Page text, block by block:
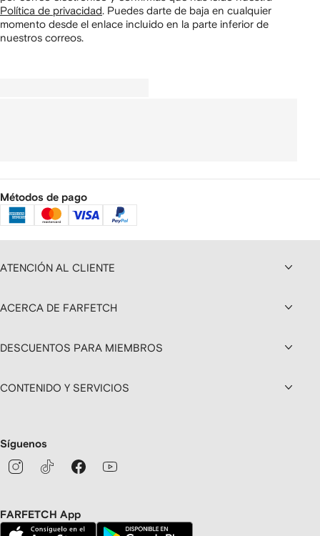
Política de privacidad. Puedes darte de baja en cualquier
momento desde el enlace incluido en la parte inferior de
nuestros correos.
Métodos de pago
ATENCIÓN AL CLIENTE
ACERCA DE FARFETCH
DESCUENTOS PARA MIEMBROS
CONTENIDO Y SERVICIOS
Síguenos
FARFETCH App